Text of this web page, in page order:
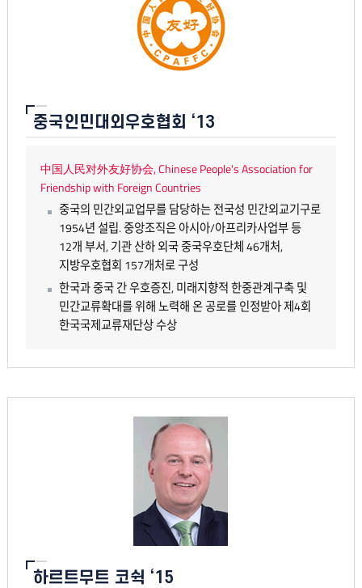
중국인민대외우호협회 ‘13
中国人民对外友好协会, Chinese People's Association for
Friendship with Foreign Countries
중국의 민간외교업무를 담당하는 전국성 민간외교기구로
1954년 설립. 중앙조직은 아시아/아프리카사업부 등
12개 부서, 기관 산하 외국 중국우호단체 46개처,
지방우호협회 157개처로 구성
한국과 중국 간 우호증진, 미래지향적 한중관계구축 및
민간교류확대를 위해 노력해 온 공로를 인정받아 제4회
한국국제교류재단상 수상
하르트무트 코쉭 ‘15